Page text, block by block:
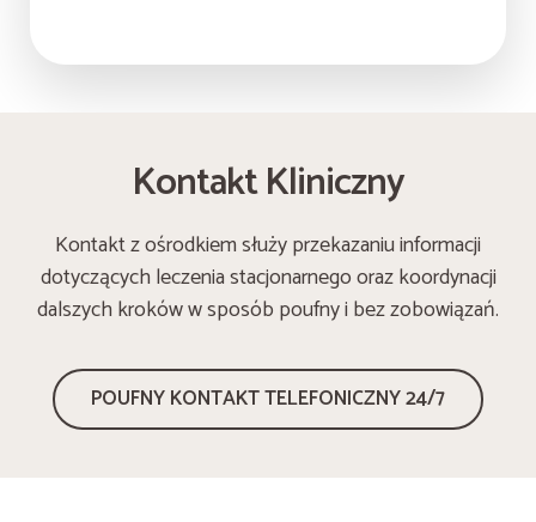
Kontakt Kliniczny
Kontakt z ośrodkiem służy przekazaniu informacji
dotyczących leczenia stacjonarnego oraz koordynacji
dalszych kroków w sposób poufny i bez zobowiązań.
POUFNY KONTAKT TELEFONICZNY 24/7